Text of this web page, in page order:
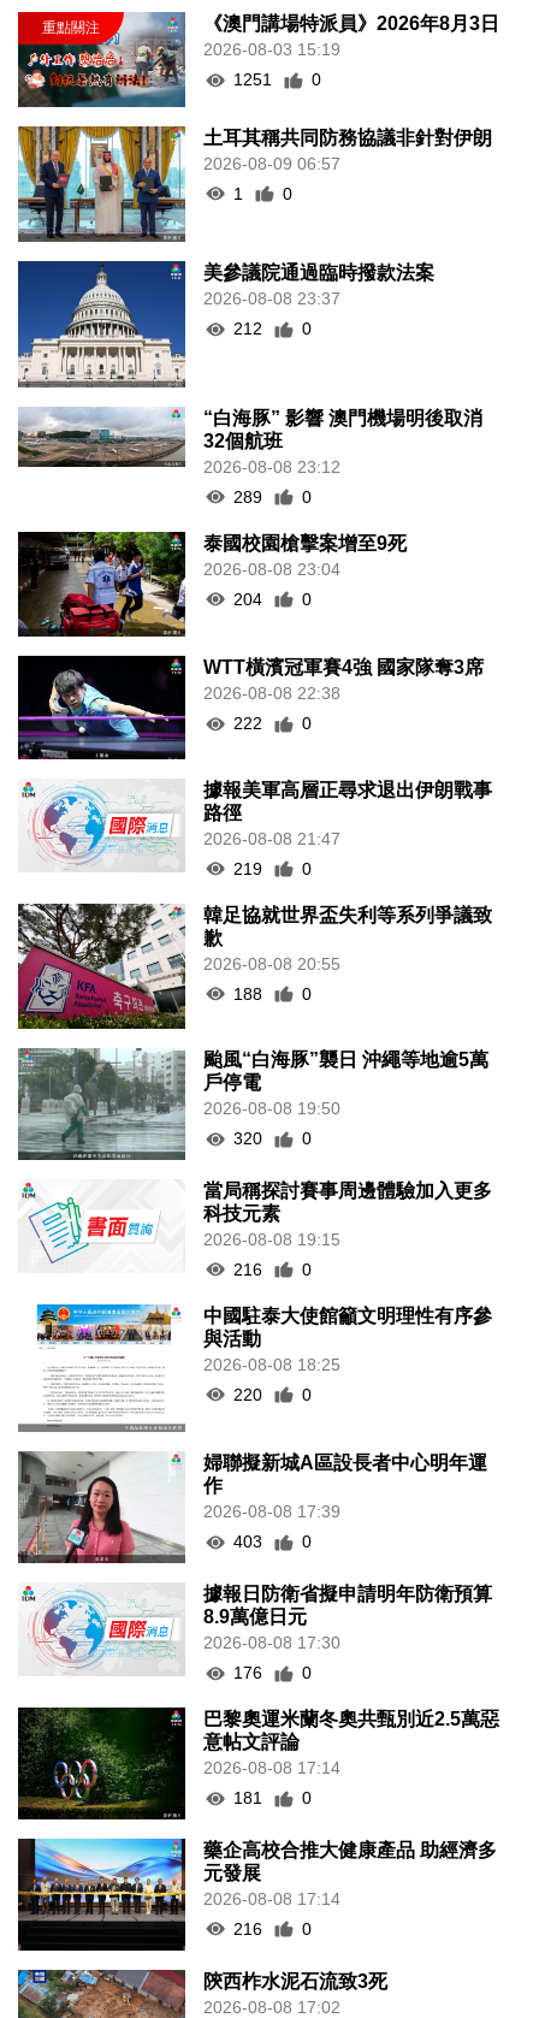
《澳門講場特派員》2026年8月3日
2026-08-03 15:19
1251
0
土耳其稱共同防務協議非針對伊朗
2026-08-09 06:57
1
0
美參議院通過臨時撥款法案
2026-08-08 23:37
212
0
“白海豚” 影響 澳門機場明後取消
32個航班
2026-08-08 23:12
289
0
泰國校園槍擊案增至9死
2026-08-08 23:04
204
0
WTT橫濱冠軍賽4強 國家隊奪3席
2026-08-08 22:38
222
0
據報美軍高層正尋求退出伊朗戰事
路徑
2026-08-08 21:47
219
0
韓足協就世界盃失利等系列爭議致
歉
2026-08-08 20:55
188
0
颱風“白海豚”襲日 沖繩等地逾5萬
戶停電
2026-08-08 19:50
320
0
當局稱探討賽事周邊體驗加入更多
科技元素
2026-08-08 19:15
216
0
中國駐泰大使館籲文明理性有序參
與活動
2026-08-08 18:25
220
0
婦聯擬新城A區設長者中心明年運
作
2026-08-08 17:39
403
0
據報日防衛省擬申請明年防衛預算
8.9萬億日元
2026-08-08 17:30
176
0
巴黎奧運米蘭冬奧共甄別近2.5萬惡
意帖文評論
2026-08-08 17:14
181
0
藥企高校合推大健康產品 助經濟多
元發展
2026-08-08 17:14
216
0
陝西柞水泥石流致3死
2026-08-08 17:02